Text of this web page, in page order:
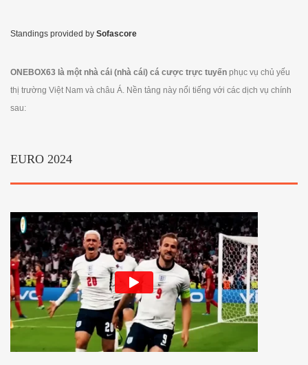
Standings provided by Sofascore
ONEBOX63 là một nhà cái (nhà cái) cá cược trực tuyến phục vụ chủ yếu
thị trường Việt Nam và châu Á. Nền tảng này nổi tiếng với các dịch vụ chính
sau:
EURO 2024